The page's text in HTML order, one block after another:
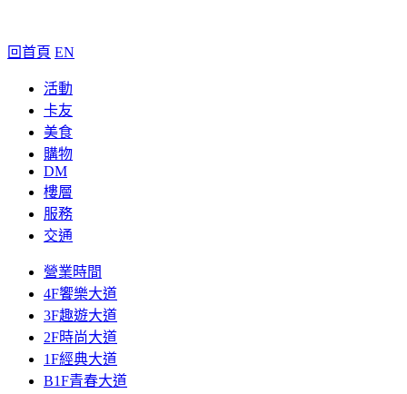
回首頁 EN
活動
卡友
美食
購物
DM
樓層
服務
交通
營業時間
4F饗樂大道
3F趣遊大道
2F時尚大道
1F經典大道
B1F青春大道